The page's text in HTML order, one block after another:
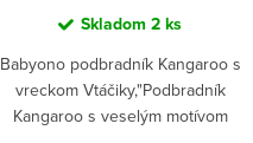
Skladom 2 ks
Babyono podbradník Kangaroo s
vreckom Vtáčiky,"Podbradník
Kangaroo s veselým motívom